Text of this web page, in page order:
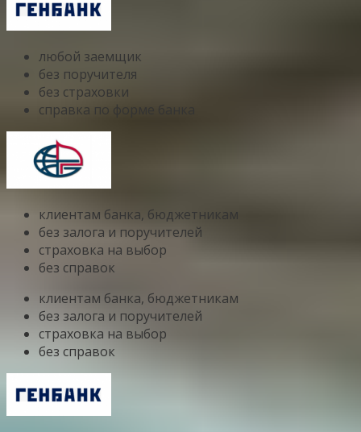
любой заемщик
без поручителя
без страховки
справка по форме банка
клиентам банка, бюджетникам
без залога и поручителей
страховка на выбор
без справок
клиентам банка, бюджетникам
без залога и поручителей
страховка на выбор
без справок